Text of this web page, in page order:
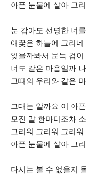
아픈 눈물에 살아 그
눈 감아도 선명한 너를
애꿎은 하늘에 그리네
잊을까봐서 문득 겁이
너도 같은 마음일까
그때의 우리와 같은
그대는 알까요 이 아
모진 말 한마디조차
그리워 그리워 그리
아픈 눈물에 살아 그
다시는 볼 수 없을지